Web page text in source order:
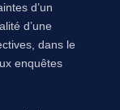
d’un
d’une
dans le
enquêtes